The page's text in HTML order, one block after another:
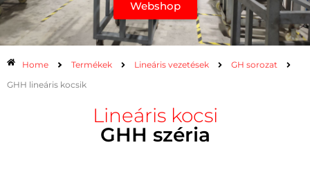
Webshop
Home Termékek Lineáris vezetések
GH sorozat
GHH lineáris kocsik
Lineáris kocsi
GHH széria